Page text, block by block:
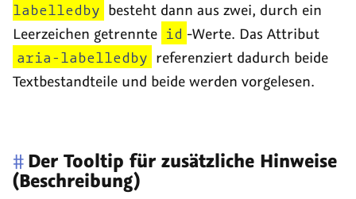
labelledby besteht dann aus zwei, durch ein
Leerzeichen getrennte id -Werte. Das Attribut
aria-labelledby referenziert dadurch beide
Textbestandteile und beide werden vorgelesen.
# Der Tooltip für zusätzliche Hinweise
(Beschreibung)